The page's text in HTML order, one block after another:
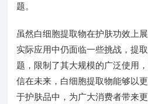
题。
虽然白细胞提取物在护肤功效上
实际应用中仍面临一些挑战，提
题，限制了其大规模的广泛使用
信在未来，白细胞提取物能够以
于护肤品中，为广大消费者带来